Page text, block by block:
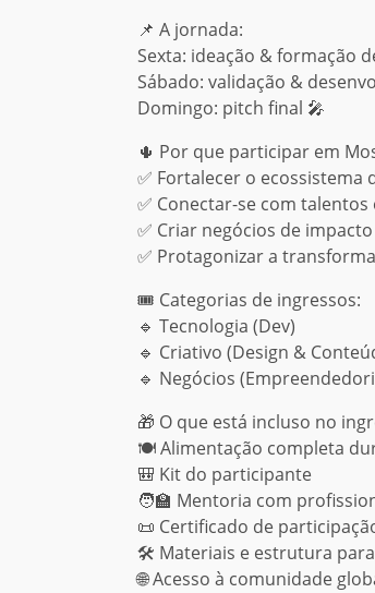
📌 A jornada:
Sexta: ideação & formação
Sábado: validação &
Domingo: pitch final 🎤
🌵 Por que participar em
✅ Fortalecer o ecossistema
✅ Conectar-se com
✅ Criar negócios de
✅ Protagonizar a
🎟️ Categorias de ingressos:
🔹 Tecnologia (Dev)
🔹 Criativo (Design &
🔹 Negócios
🎁 O que está incluso no
🍽️ Alimentação completa
🎒 Kit do participante
🧑‍🏫 Mentoria com
📜 Certificado de
🛠️ Materiais e estrutura
🌐 Acesso à comunidade